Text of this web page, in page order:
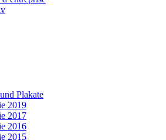
Plakate
2019
2017
2016
2015